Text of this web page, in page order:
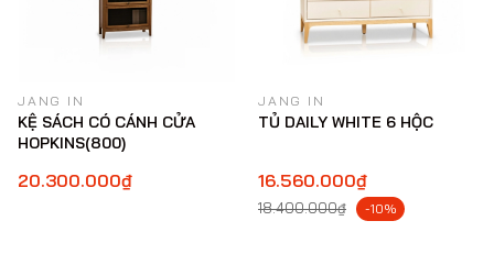
JANG IN
KỆ SÁCH CÓ CÁNH CỬA
HOPKINS(800)
20.300.000₫
JANG IN
TỦ DAILY WHITE 6 HỘC
16.560.000₫
18.400.000₫ -10%